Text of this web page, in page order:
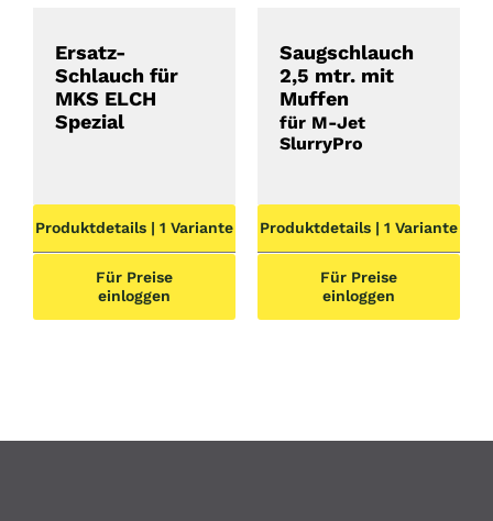
Ersatz-
Schlauch für
MKS ELCH
Spezial
Produktdetails | 1 Variante
Für Preise
einloggen
Saugschlauch
2,5 mtr. mit
Muffen
für M-Jet
SlurryPro
Produktdetails | 1 Variante
Für Preise
einloggen